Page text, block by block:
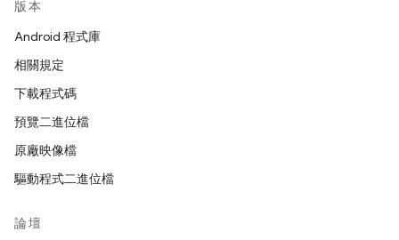
版本
Android 程式庫
相關規定
下載程式碼
預覽二進位檔
原廠映像檔
驅動程式二進位檔
論壇